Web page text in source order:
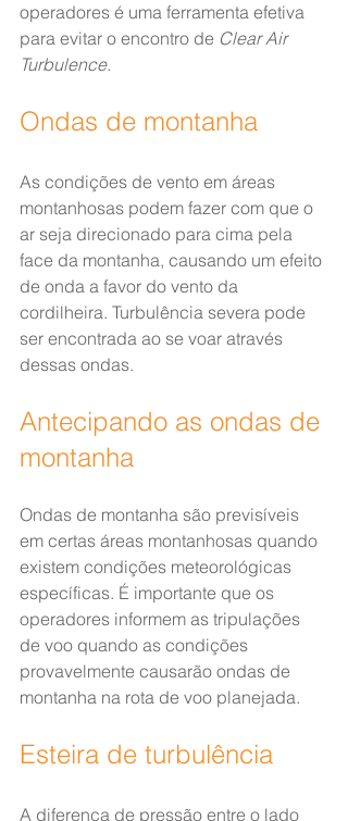
operadores é uma ferramenta efetiva
para evitar o encontro de Clear Air
Turbulence.
Ondas de montanha
As condições de vento em áreas
montanhosas podem fazer com que o
ar seja direcionado para cima pela
face da montanha, causando um efeito
de onda a favor do vento da
cordilheira. Turbulência severa pode
ser encontrada ao se voar através
dessas ondas.
Antecipando as ondas de
montanha
Ondas de montanha são previsíveis
em certas áreas montanhosas quando
existem condições meteorológicas
específicas. É importante que os
operadores informem as tripulações
de voo quando as condições
provavelmente causarão ondas de
montanha na rota de voo planejada.
Esteira de turbulência
A diferença de pressão entre o lado